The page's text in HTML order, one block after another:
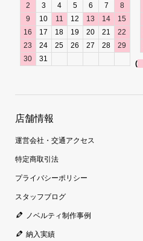
2
3 4 5 6 7
8
9
10 11 12 13 14
15
16
17 18 19 20 21
22
23
24 25 26 27 28
29
30
31
(
店舗情報
運営会社・交通アクセス
特定商取引法
プライバシーポリシー
スタッフブログ
ノベルティ制作事例
納入実績